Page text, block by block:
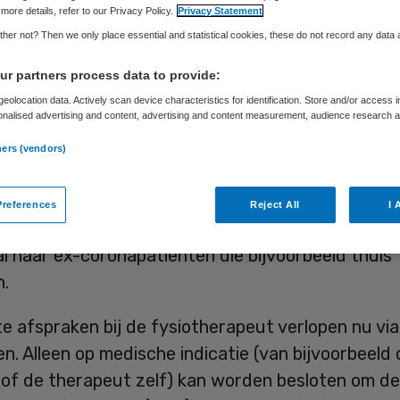
is bezig om instructies en richtlijnen te
van coronapatiënten. Die lopen kans op
Fysiotherapeuten, vooral bijvoorbeeld
spelen een grote rol bij die
naar ex-coronapatiënten die bijvoorbeeld thuis
afspraken bij de fysiotherapeut verlopen nu via
Alleen op medische indicatie (van bijvoorbeeld
de therapeut zelf) kan worden besloten om
details, refer to our Privacy Policy. Privacy Statement
not? Then we only place essential and statistical cookies, these do not record any data
partners process data to provide:
data. Actively scan device characteristics for identification. Store and/or access
advertising and content, advertising and content measurement, audience research
(vendors)
Reject All I